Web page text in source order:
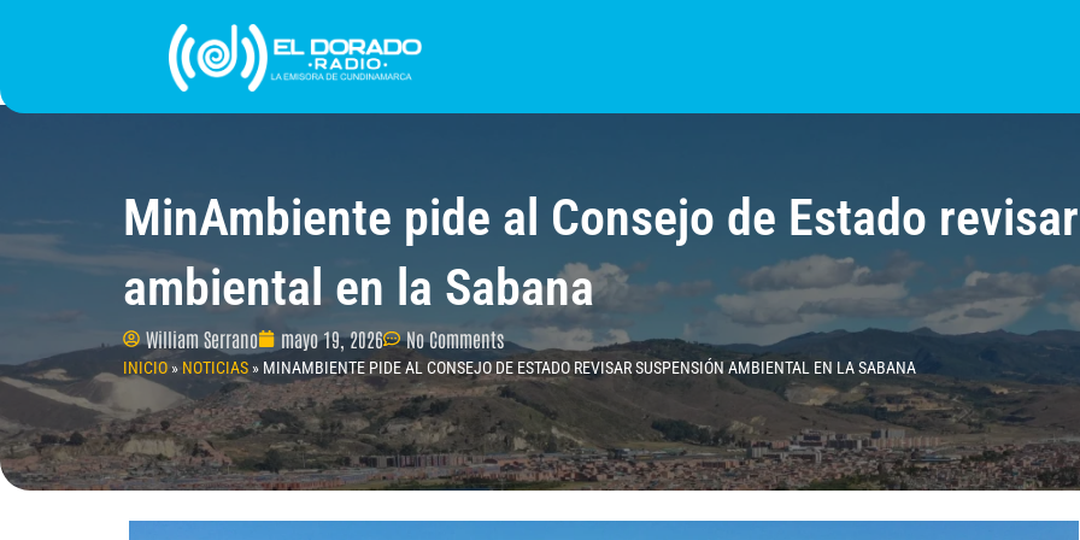
MinAmbiente pide al Consejo de Estado
ambiental en la Sabana
William Serrano mayo 19, 2026 No Comments
INICIO» NOTICIAS» MINAMBIENTE PIDE AL CONSEJO DE ESTADO REVISAR SUSPENSIÓN AMBIENTAL EN LA SABANA